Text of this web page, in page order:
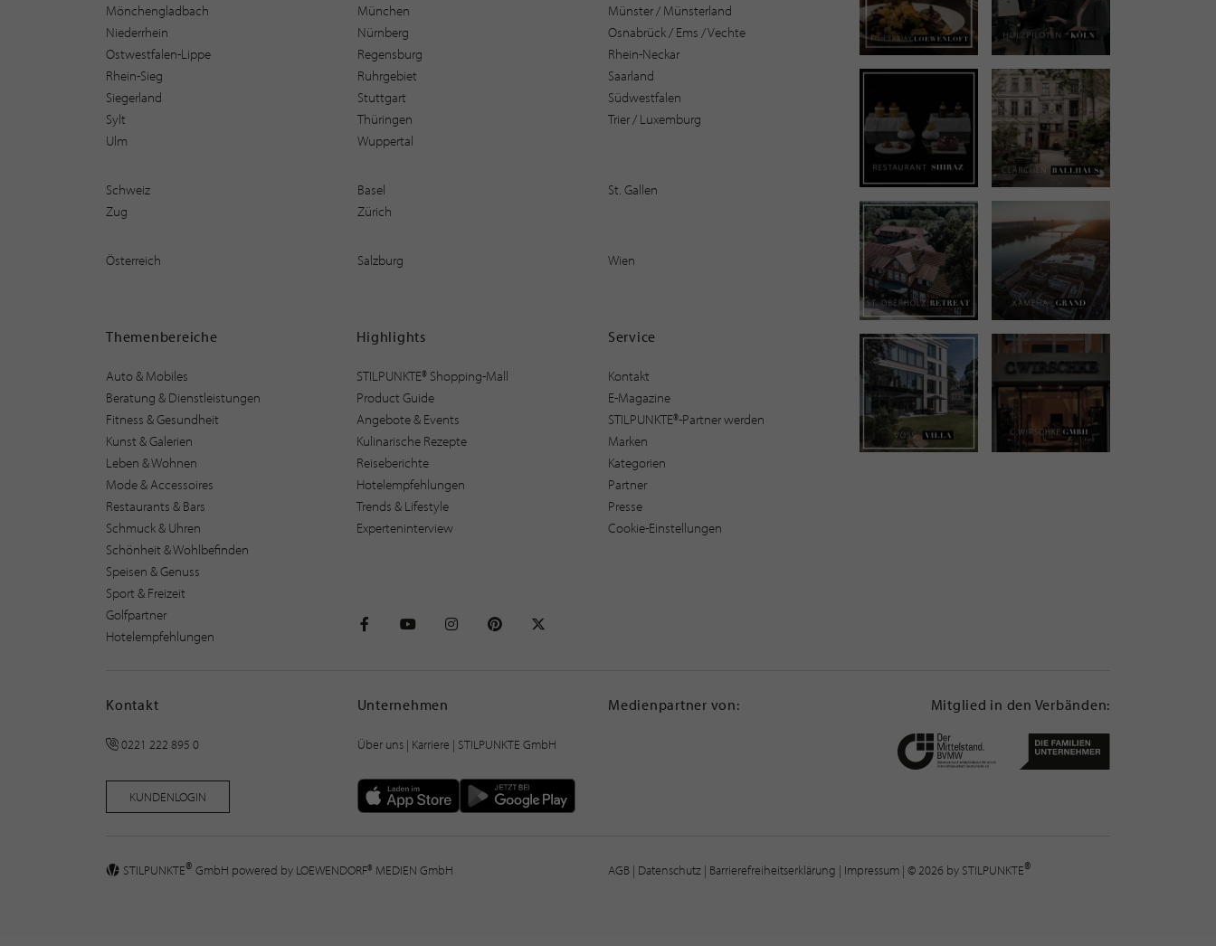
Mönchengladbach
München
Münster / Münsterland
Niederrhein
Nürnberg
Osnabrück / Ems / Vechte
Ostwestfalen-Lippe
Regensburg
Rhein-Neckar
Rhein-Sieg
Ruhrgebiet
Saarland
Siegerland
Stuttgart
Südwestfalen
Sylt
Thüringen
Trier / Luxemburg
Ulm
Wuppertal
Schweiz Basel
St. Gallen
Zug
Zürich
Österreich Salzburg Wien
Themenbereiche
Auto & Mobiles
Beratung & Dienstleistungen
Fitness & Gesundheit
Kunst & Galerien
Leben & Wohnen
Mode & Accessoires
Restaurants & Bars
Schmuck & Uhren
Schönheit & Wohlbefinden
Speisen & Genuss
Sport & Freizeit
Golfpartner
Hotelempfehlungen
Highlights
STILPUNKTE® Shopping-Mall
Product Guide
Angebote & Events
Kulinarische Rezepte
Reiseberichte
Hotelempfehlungen
Trends & Lifestyle
Experteninterview
Service
Kontakt
E-Magazine
STILPUNKTE®-Partner werden
Marken
Kategorien
Partner
Presse
Cookie-Einstellungen
Kontakt
0221 222 895 0
KUNDENLOGIN
Unternehmen
Über uns| Karriere | STILPUNKTE GmbH
Medienpartner von: Mitglied in den Verbänden:
STILPUNKTE® GmbH powered by LOEWENDORF® MEDIEN GmbH AGB | Datenschutz | Barrierefreiheitserklärung | Impressum | © 2026 by STILPUNKTE®